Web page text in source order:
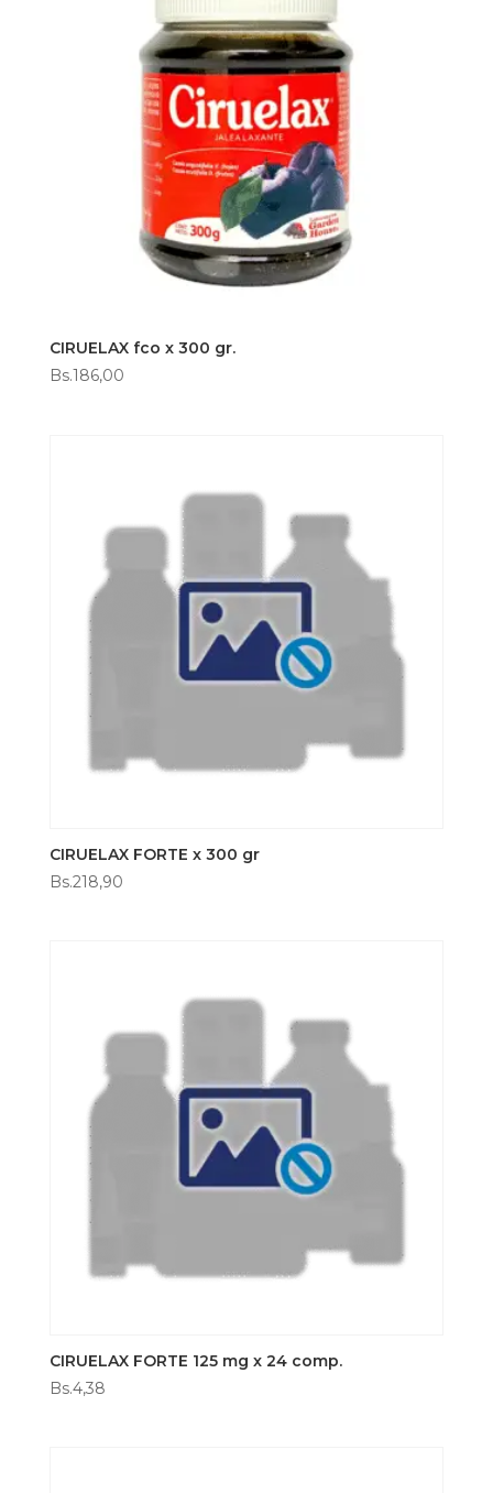
CIRUELAX fco x 300 gr.
Bs.186,00
CIRUELAX FORTE x 300 gr
Bs.218,90
CIRUELAX FORTE 125 mg x 24 comp.
Bs.4,38